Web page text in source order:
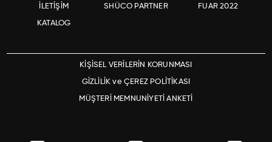
İLETİŞİM SHÜCO PARTNER FUAR 2022
KATALOG
KİŞİSEL VERİLERİN KORUNMASI
GİZLİLİK ve ÇEREZ POLİTİKASI
MÜŞTERİ MEMNUNİYETİ ANKETİ